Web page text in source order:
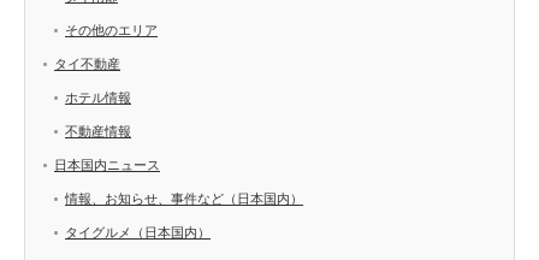
その他のエリア
タイ不動産
ホテル情報
不動産情報
日本国内ニュース
情報、お知らせ、事件など（日本国内）
タイグルメ（日本国内）